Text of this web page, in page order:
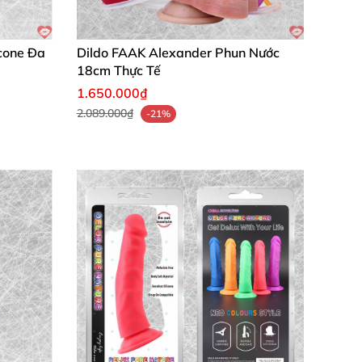
đá tình yêu, vòng silicon và sổ tay chăm
Sản phẩm chất lượng đỉnh cao, đáng sở
sử dụng êm ái, mình recommend cho mọi
khoái lạc tự nhiên, kết nối cảm xúc sâu
bản thân. Sở hữu ngay hôm nay để biến
Đa
Dildo FAAK Alexander Phun Nước
18cm Thực Tế
1.650.000₫
2.089.000₫ -21%